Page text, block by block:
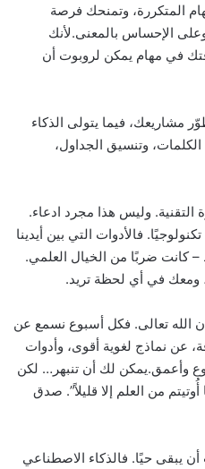
المتكررة، وتمنحك فرصة
وعلى الإحساس بالمعنى.لأنك
في مهام يمكن لروبوت أن
مشاريعك، فيما يتولى الذكاء
وتنسيق الجداول،
وليس هذا مجرد ادعاء.
فالأدوات التي بين أيدينا
ضربًا من الخيال العلمي.
ومعك في أي لحظة تريد.
الله تعالى. فكل أسبوع نسمع عن
عن نماذج لغوية أقوى، وأدوات
وأعمق.يمكن لك أن تنبهر… لكن
من العلم إلا قليلاً”. صدق
يبقى حيًا. فالذكاء الاصطناعي